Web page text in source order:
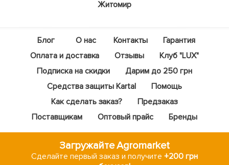
Житомир
Блог О нас Контакты
Гарантия
Оплата и доставка
Отзывы
Клуб "LUX"
Подписка на скидки
Дарим до 250 грн
Средства защиты Kartal
Помощь
Как сделать заказ?
Предзаказ
Поставщикам
Оптовый прайс Бренды
Загружайте Agromarket
Сделайте первый заказ и получите +200 грн